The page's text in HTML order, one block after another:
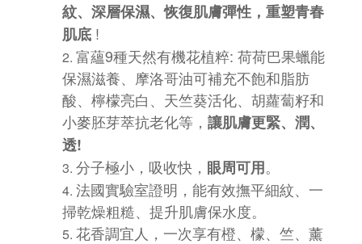
紋、深層保濕、恢復肌膚彈性，重塑青春
肌底 !
富蘊9種天然有機花植粹: 荷荷巴果蠟能
保濕滋養、摩洛哥油可補充不飽和脂肪
酸、檸檬亮白、天竺葵活化、胡蘿蔔籽和
小麥胚芽萃抗老化等， 讓肌膚更緊、潤、
透!
分子極小，吸收快， 眼周可用。
法國實驗室證明，能有效撫平細紋、一
掃乾燥粗糙、提升肌膚保水度。
花香調宜人，一次享有橙、檬、竺、薰